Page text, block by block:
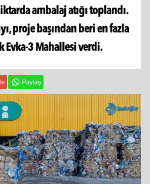
ambalaj atığı toplandı.
proje başından beri en fazla
Evka-3 Mahallesi verdi.
Paylaş